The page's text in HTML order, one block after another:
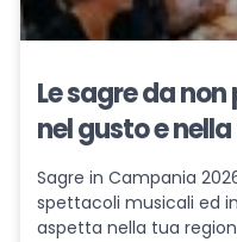
Le sagre da
nel gusto e
Sagre in Campania
spettacoli musicali ed
aspetta nella tua